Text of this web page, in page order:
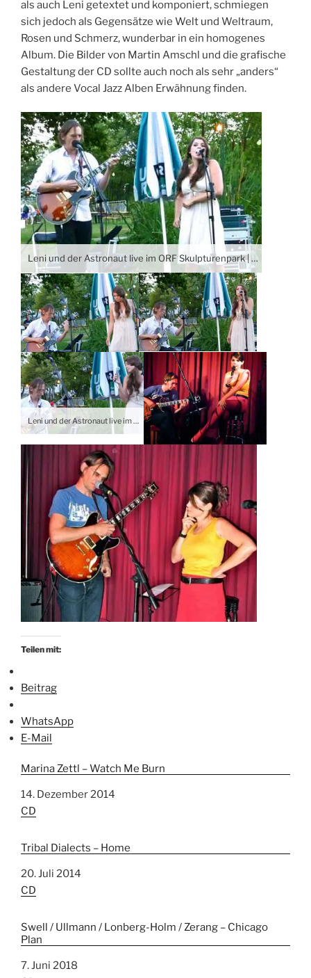
als auch Leni getextet und komponiert, schmiegen
sich jedoch als Gegensätze wie Welt und Weltraum,
Rosen und Schmerz, wunderbar in ein homogenes
Album. Die Bilder von Martin Amschl und die grafische
Gestaltung der CD sollte auch noch als sehr „anders“
als andere Vocal Jazz Alben Erwähnung finden.
Leni und der Astronaut live im ORF Skulpturenpark | Fotos © Markus Jaroschka 2013
Leni und der Astronaut live im ORF Skulpturenpark | Fotos © Markus Jaroschka 2013
Teilen mit:
Beitrag
WhatsApp
E-Mail
Marina Zettl – Watch Me Burn
Datum
14. Dezember 2014
In Bezug auf
CD
Tribal Dialects – Home
Datum
20. Juli 2014
In Bezug auf
CD
Swell / Ullmann / Lonberg-Holm / Zerang – Chicago
Plan
Datum
7. Juni 2018